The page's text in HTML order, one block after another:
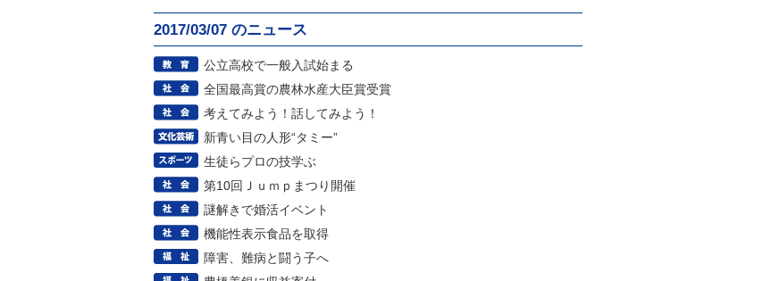
2017/03/07 のニュース
公立高校で一般入試始まる
全国最高賞の農林水産大臣賞受賞
考えてみよう！話してみよう！
新青い目の人形“タミー”
生徒らプロの技学ぶ
第10回Ｊｕｍｐまつり開催
謎解きで婚活イベント
機能性表示食品を取得
障害、難病と闘う子へ